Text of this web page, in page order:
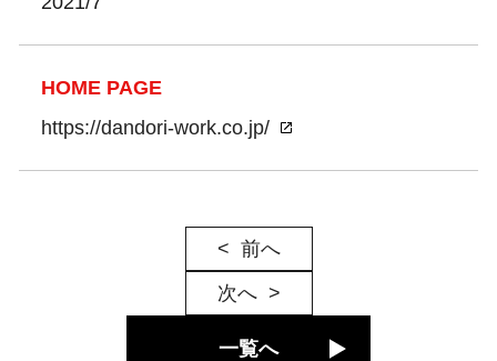
HOME PAGE
https://dandori-work.co.jp/
前へ
次へ
一覧へ